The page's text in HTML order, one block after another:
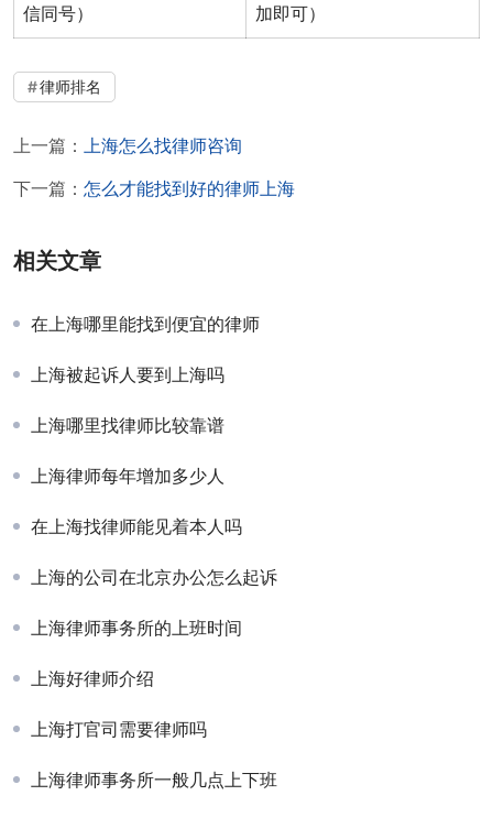
信同号）
加即可）
律师排名
上一篇：
上海怎么找律师咨询
下一篇： 怎么才能找到好的律师上海
相关文章
在上海哪里能找到便宜的律师
上海被起诉人要到上海吗
上海哪里找律师比较靠谱
上海律师每年增加多少人
在上海找律师能见着本人吗
上海的公司在北京办公怎么起诉
上海律师事务所的上班时间
上海好律师介绍
上海打官司需要律师吗
上海律师事务所一般几点上下班